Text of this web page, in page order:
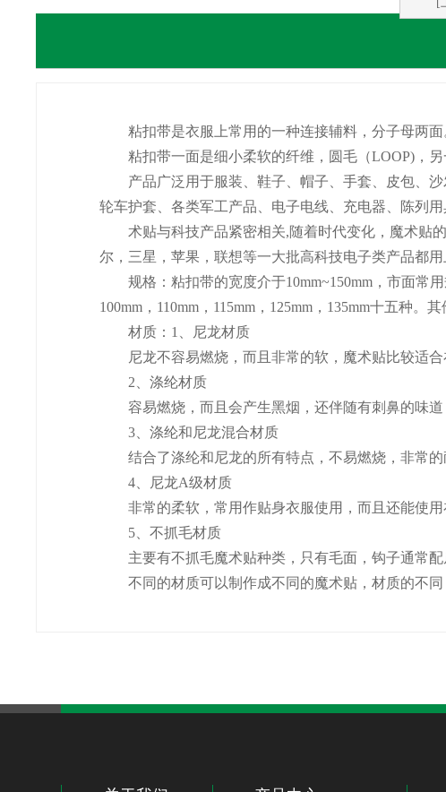
粘扣带是衣服上常用的一种连接辅料，分子母两面
粘扣带一面是细小柔软的纤维，圆毛（LOOP)，另
产品广泛用于服装、鞋子、帽子、手套、皮包、沙
轮车护套、各类军工产品、电子电线、充电器、陈列用
术贴与科技产品紧密相关,随着时代变化，魔术贴的
尔，三星，苹果，联想等一大批高科技电子类产品都
规格：粘扣带的宽度介于10mm~150mm，市面常用规
100mm，110mm，115mm，125mm，135mm十五种。
材质：1、尼龙材质
尼龙不容易燃烧，而且非常的软，魔术贴比较适合
2、涤纶材质
容易燃烧，而且会产生黑烟，还伴随有刺鼻的味道
3、涤纶和尼龙混合材质
结合了涤纶和尼龙的所有特点，不易燃烧，非常的
4、尼龙A级材质
非常的柔软，常用作贴身衣服使用，而且还能使用
5、不抓毛材质
主要有不抓毛魔术贴种类，只有毛面，钩子通常配
不同的材质可以制作成不同的魔术贴，材质的不同